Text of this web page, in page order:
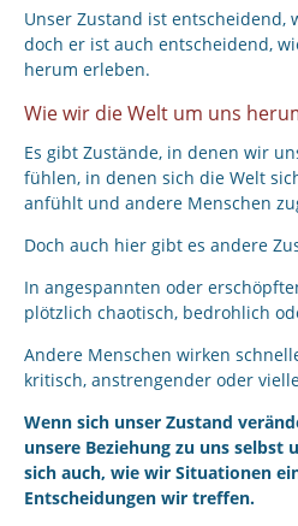
Unser Zustand ist entscheidend,
doch er ist auch entscheidend,
herum erleben.
Wie wir die Welt um uns
Es gibt Zustände, in denen wir
fühlen, in denen sich die Welt
anfühlt und andere Menschen
Doch auch hier gibt es andere
In angespannten oder
plötzlich chaotisch, bedrohlich
Andere Menschen wirken
kritisch, anstrengender oder
Wenn sich unser Zustand
unsere Beziehung zu uns selbst
sich auch, wie wir Situationen
Entscheidungen wir treffen.